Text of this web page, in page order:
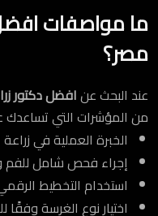
ما مواصفات
مصر؟
عند البحث عنافضل دكتور
من المؤشرات التي تساعدك
الخبرة العملية في زراعة
إجراء فحص شامل للفم
استخدام التخطيط
اختيار نوع الغرسة